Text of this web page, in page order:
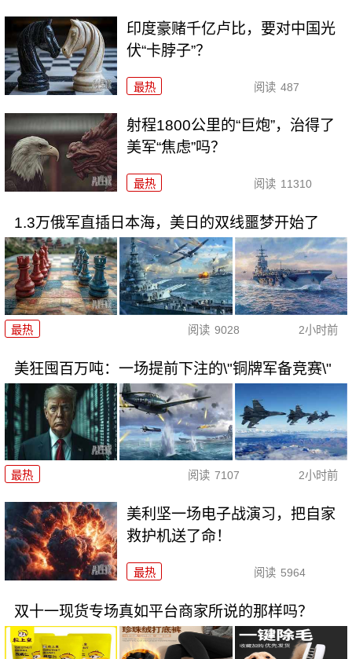
印度豪赌千亿卢比，要对中国光
伏“卡脖子”？
最热 阅读 487
射程1800公里的“巨炮”，治得了
美军“焦虑”吗？
最热 阅读 11310
1.3万俄军直插日本海，美日的双线噩梦开始了
最热 阅读 9028 2小时前
美狂囤百万吨：一场提前下注的\"铜牌军备竞赛\"
最热 阅读 7107 2小时前
美利坚一场电子战演习，把自家
救护机送了命！
最热 阅读 5964
双十一现货专场真如平台商家所说的那样吗？